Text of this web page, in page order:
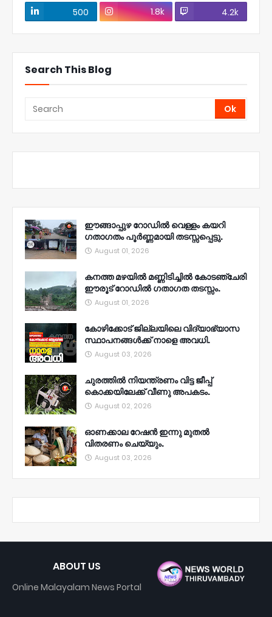
500
1.8k 4.2k
Search This Blog
ഈങ്ങാപ്പുഴ റോഡിൽ വെള്ളം കയറി
ഗതാഗതം പൂർണ്ണമായി തടസ്സപ്പെട്ടു.
August 01, 2026
കനത്ത മഴയിൽ മണ്ണിടിച്ചിൽ കോടഞ്ചേരി
ഈരൂട് റോഡിൽ ഗതാഗത തടസ്സം.
August 01, 2026
കോഴിക്കോട് ജില്ലയിലെ വിദ്യാഭ്യാസ
സ്ഥാപനങ്ങൾക്ക് നാളെ അവധി.
August 03, 2026
ചുരത്തിൽ നിയന്ത്രണം വിട്ട ജീപ്പ്
കൊക്കയിലേക്ക് വീണു അപകടം.
August 02, 2026
ഓണക്കാല റേഷൻ ഇന്നു മുതല്‍
വിതരണം ചെയ്യും.
August 03, 2026
ABOUT US
Online Malayalam News Portal